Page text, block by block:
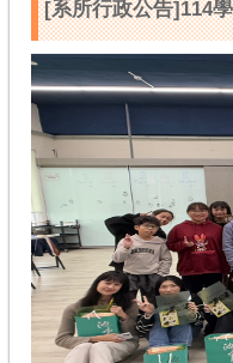
[系所行政公告]114